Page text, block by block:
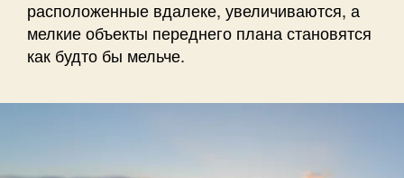
расположенные вдалеке, увеличиваются, а
мелкие объекты переднего плана становятся
как будто бы мельче.